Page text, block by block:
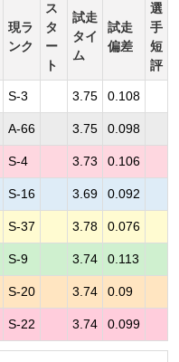
現ラ
ンク
ス
タ
ー
ト
試走
タイ
ム
試走
偏差
選
手
短
評
S-3 3.75 0.108
A-66 3.75 0.098
S-4 3.73 0.106
S-16 3.69 0.092
S-37 3.78 0.076
S-9 3.74 0.113
S-20 3.74 0.09
S-22 3.74 0.099